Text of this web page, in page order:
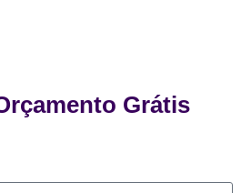
Grátis